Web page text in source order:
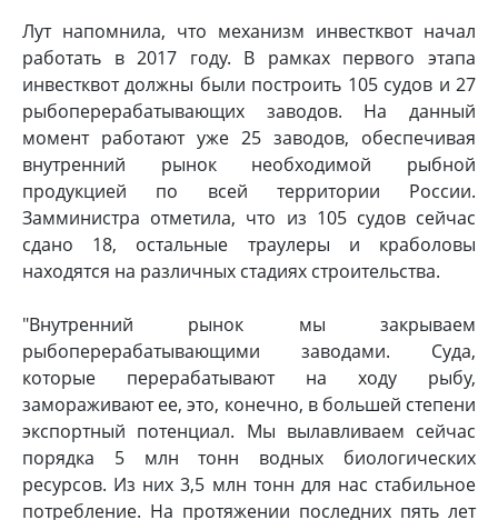
Лут напомнила, что механизм инвестквот начал
работать в 2017 году. В рамках первого этапа
инвестквот должны были построить 105 судов и 27
рыбоперерабатывающих заводов. На данный
момент работают уже 25 заводов, обеспечивая
внутренний рынок необходимой рыбной
продукцией по всей территории России.
Замминистра отметила, что из 105 судов сейчас
сдано 18, остальные траулеры и краболовы
находятся на различных стадиях строительства.
"Внутренний рынок мы закрываем
рыбоперерабатывающими заводами. Суда,
которые перерабатывают на ходу рыбу,
замораживают ее, это, конечно, в большей степени
экспортный потенциал. Мы вылавливаем сейчас
порядка 5 млн тонн водных биологических
ресурсов. Из них 3,5 млн тонн для нас стабильное
потребление. На протяжении последних пять лет